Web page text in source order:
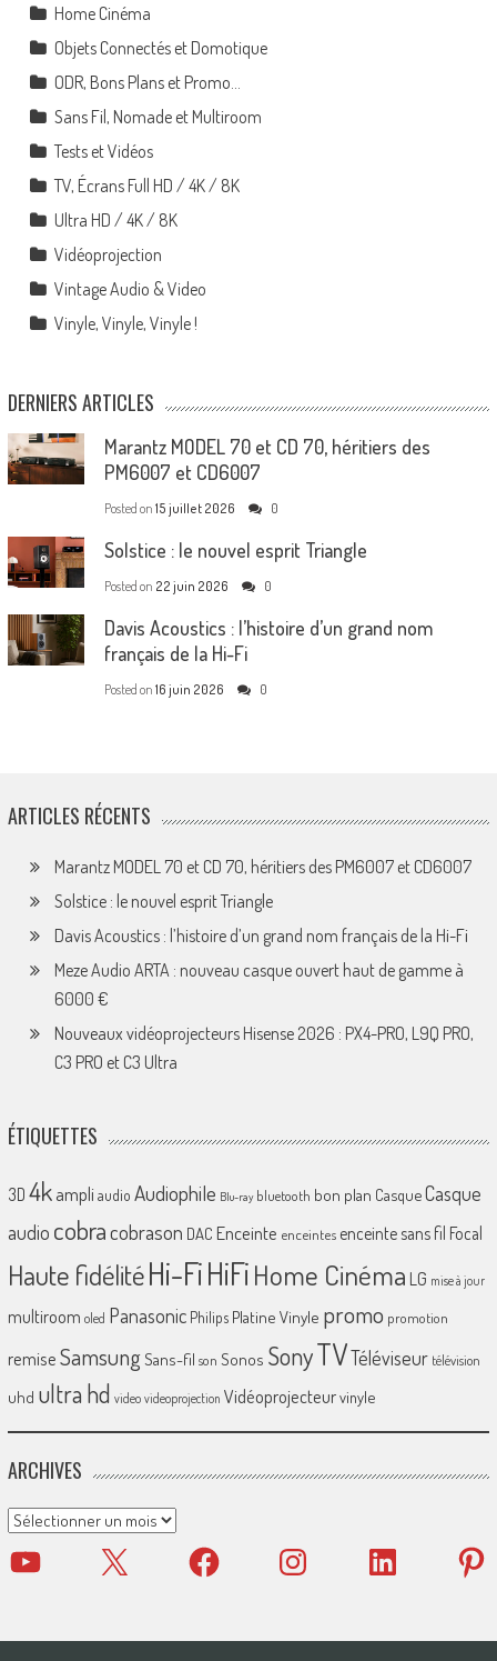
Home Cinéma
Objets Connectés et Domotique
ODR, Bons Plans et Promo…
Sans Fil, Nomade et Multiroom
Tests et Vidéos
TV, Écrans Full HD / 4K / 8K
Ultra HD / 4K / 8K
Vidéoprojection
Vintage Audio & Video
Vinyle, Vinyle, Vinyle !
DERNIERS ARTICLES
Marantz MODEL 70 et CD 70, héritiers des
PM6007 et CD6007
Posted on 15 juillet 2026 0
Solstice : le nouvel esprit Triangle
Posted on 22 juin 2026 0
Davis Acoustics : l’histoire d’un grand nom
français de la Hi-Fi
Posted on 16 juin 2026 0
ARTICLES RÉCENTS
Marantz MODEL 70 et CD 70, héritiers des PM6007 et CD6007
Solstice : le nouvel esprit Triangle
Davis Acoustics : l’histoire d’un grand nom français de la Hi-Fi
Meze Audio ARTA : nouveau casque ouvert haut de gamme à
6000 €
Nouveaux vidéoprojecteurs Hisense 2026 : PX4-PRO, L9Q PRO,
C3 PRO et C3 Ultra
ÉTIQUETTES
3D 4k ampliaudio Audiophile Blu-ray bluetooth bon plan CasqueCasque
audio cobracobrason DAC Enceinte enceintes enceinte sans fil Focal
Haute fidélitéHi-FiHiFiHome Cinéma LG mise à jour
multiroom oled Panasonic Philips Platine Vinyle promo promotion
remiseSamsungSans-fil son Sonos SonyTVTéléviseur télévision
uhd ultra hd video videoprojection Vidéoprojecteurvinyle
ARCHIVES
Archives
YouTube X Facebook Instagram LinkedIn